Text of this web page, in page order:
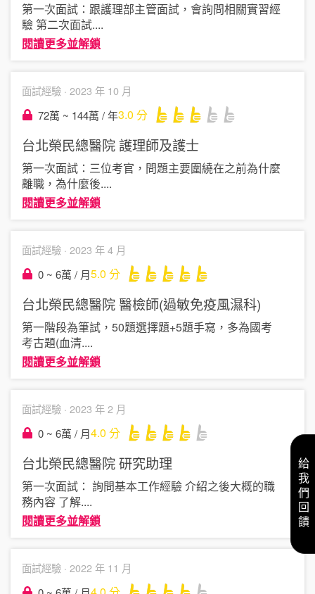
第一次面試：跟護理部主管面試，會詢問相關實習經
驗 第二次面試....
閱讀更多並解鎖
面試經驗 · 2023 年 10 月
72萬 ~ 144萬 / 年3.0 分
台北榮民總醫院護理師及護士
第一次面試：三位考官，問題主要圍繞在之前為什麼
離職，為什麼後....
閱讀更多並解鎖
面試經驗 · 2023 年 4 月
0 ~ 6萬 / 月5.0 分
台北榮民總醫院醫檢師(過敏免疫風濕科)
第一階段為筆試，50題選擇題+5題手寫，多為國考
考古題(血清....
閱讀更多並解鎖
面試經驗 · 2023 年 2 月
0 ~ 6萬 / 月4.0 分
台北榮民總醫院研究助理
第一次面試： 詢問基本工作經驗 介紹之後大概的職
務內容 了解....
閱讀更多並解鎖
面試經驗 · 2022 年 11 月
給我們回饋